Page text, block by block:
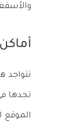
تتواجد
تجدها